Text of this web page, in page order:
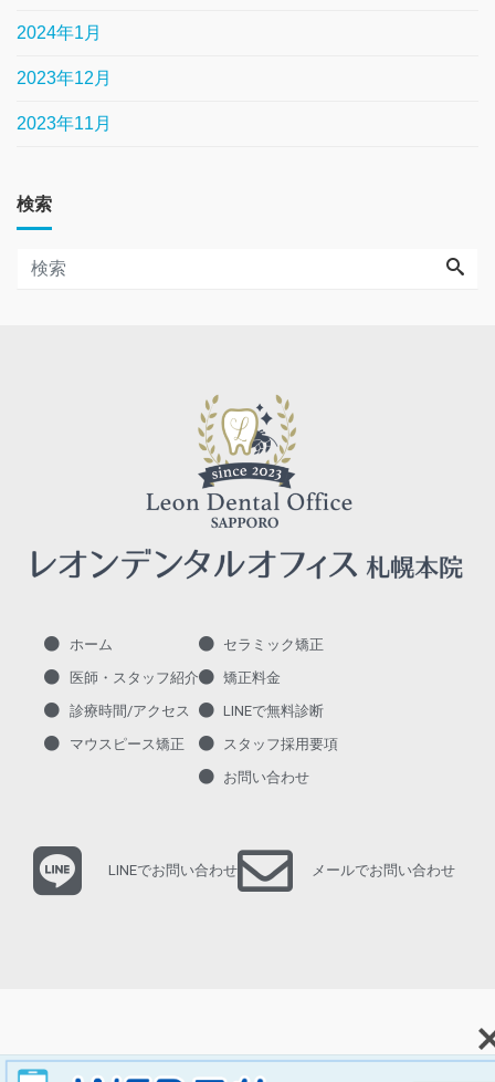
2024年1月
2023年12月
2023年11月
検索
ホーム
医師・スタッフ紹介
診療時間/アクセス
マウスピース矯正
セラミック矯正
矯正料金
LINEで無料診断
スタッフ採用要項
お問い合わせ
LINEでお問い合わせ メールでお問い合わせ